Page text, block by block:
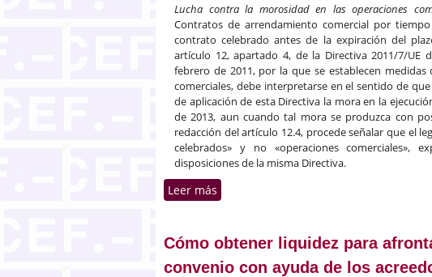
Lucha contra la morosidad en las operaciones
Contratos de arrendamiento comercial por
contrato celebrado antes de la expiración del
artículo 12, apartado 4, de la Directiva 2011/7/UE
febrero de 2011, por la que se establecen
comerciales, debe interpretarse en el sentido de
de aplicación de esta Directiva la mora en la
de 2013, aun cuando tal mora se produzca con
redacción del artículo 12.4, procede señalar que el
celebrados» y no «operaciones
disposiciones de la misma Directiva.
Leer más
Cómo obtener liquidez para
convenio con ayuda de los